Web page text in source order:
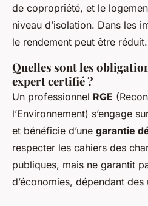
de copropriété, et le
niveau d’isolation. Dans les
le rendement peut être réduit.
Quelles sont les
expert certifié ?
Un professionnel RGE
l’Environnement) s’engage
et bénéficie d’une garantie
respecter les cahiers des
publiques, mais ne garantit
d’économies, dépendant des